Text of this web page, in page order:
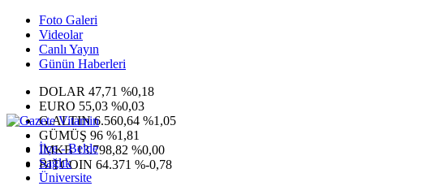
Foto Galeri
Videolar
Canlı Yayın
Günün Haberleri
DOLAR 47,71 %0,18
EURO 55,03 %0,03
G.ALTIN6.560,64 %1,05
GÜMÜŞ 96 %1,81
IMKB13.798,82 %0,00
BITCOIN 64.371 %-0,78
İlçe - Belde
Sağlık
Üniversite